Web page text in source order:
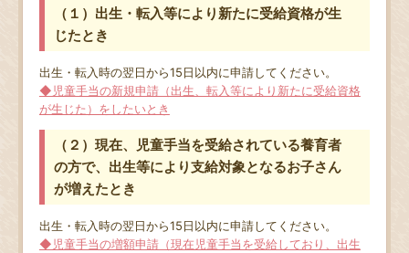
（１）出生・転入等により新たに受給資格が生
じたとき
出生・転入時の翌日から15日以内に申請してください。
◆児童手当の新規申請（出生、転入等により新たに受給資格
が生じた）をしたいとき
（２）現在、児童手当を受給されている養育者
の方で、出生等により支給対象となるお子さん
が増えたとき
出生・転入時の翌日から15日以内に申請してください。
◆児童手当の増額申請（現在児童手当を受給しており、出生